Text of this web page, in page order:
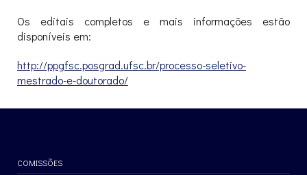
Os editais completos e mais informações estão
disponíveis em:
http://ppgfsc.posgrad.ufsc.br/processo-seletivo-
mestrado-e-doutorado/
COMISSÕES